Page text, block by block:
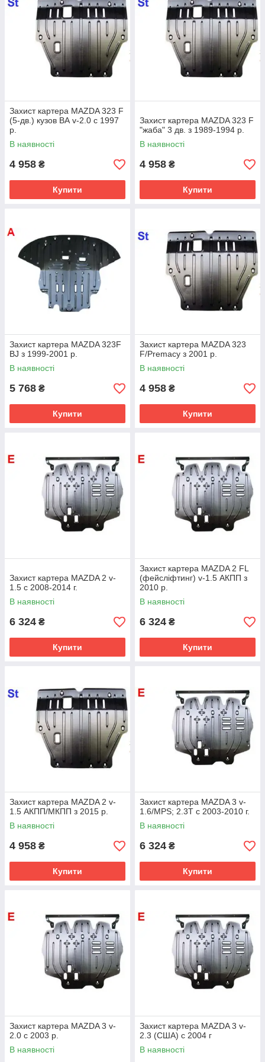
Захист картера MAZDA 323 F
(5-дв.) кузов ВА v-2.0 c 1997
р.
В наявності
4 958 ₴
Купити
Захист картера MAZDA 323 F
"жаба" 3 дв. з 1989-1994 р.
В наявності
4 958 ₴
Купити
Захист картера MAZDA 323F
BJ з 1999-2001 р.
В наявності
5 768 ₴
Купити
Захист картера MAZDA 323
F/Premacy з 2001 р.
В наявності
4 958 ₴
Купити
Захист картера MAZDA 2 v-
1.5 c 2008-2014 г.
В наявності
6 324 ₴
Купити
Захист картера MAZDA 2 FL
(фейсліфтинг) v-1.5 АКПП з
2010 р.
В наявності
6 324 ₴
Купити
Захист картера MAZDA 2 v-
1.5 АКПП/МКПП з 2015 р.
В наявності
4 958 ₴
Купити
Захист картера MAZDA 3 v-
1.6/MPS; 2.3Т c 2003-2010 г.
В наявності
6 324 ₴
Купити
Захист картера MAZDA 3 v-
2.0 c 2003 р.
В наявності
Захист картера MAZDA 3 v-
2.3 (США) c 2004 г
В наявності